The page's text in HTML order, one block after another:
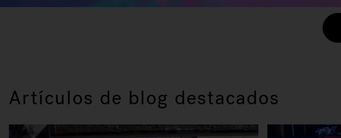
Artículos de blog destacados